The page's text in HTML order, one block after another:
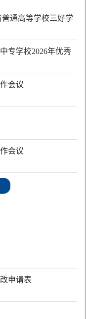
通高等学校三好学
专学校2026年优秀
会议
会议
申请表